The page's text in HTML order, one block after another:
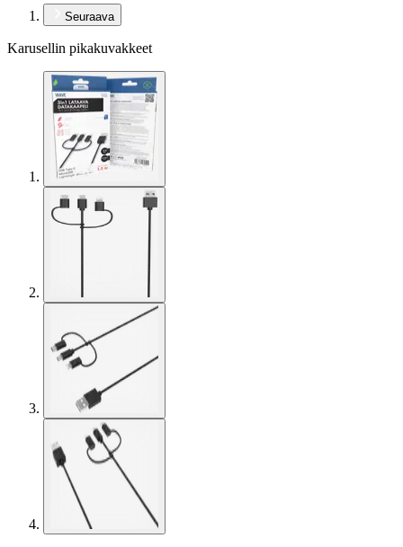
Seuraava
Karusellin pikakuvakkeet